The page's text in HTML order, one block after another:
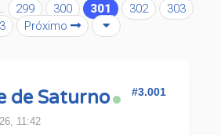
299 300 301 302
303
Próximo
de Saturno
11:42
#3.001